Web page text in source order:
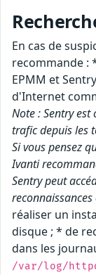
En cas de
recommande :
EPMM et
d'Internet
Note : Sentry
trafic depuis les
Si vous pensez
Ivanti
Sentry peut
réaliser un
disque ; * de
dans les
/var/log/